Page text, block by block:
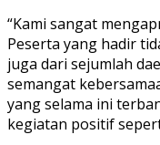
“Kami sangat
Peserta yang hadir
juga dari sejumlah
semangat
yang selama ini
kegiatan positif